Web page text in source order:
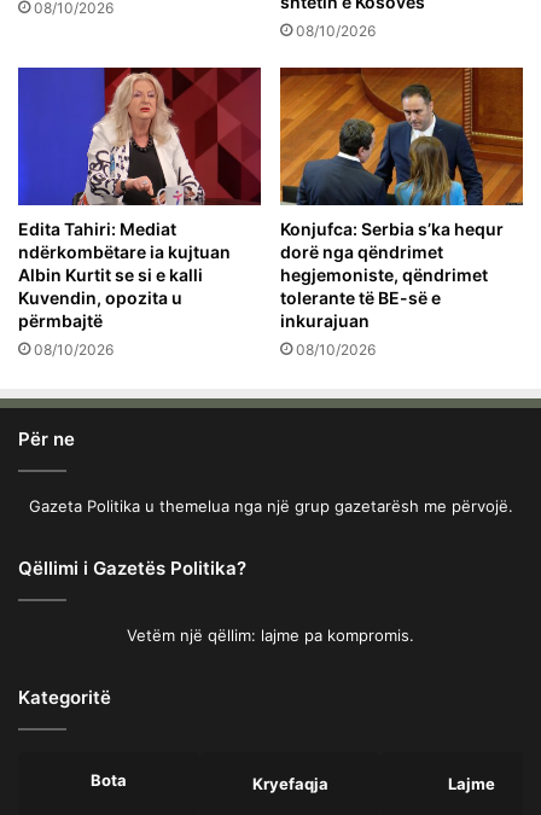
08/10/2026
08/10/2026
Edita Tahiri: Mediat
ndërkombëtare ia kujtuan
Albin Kurtit se si e kalli
Kuvendin, opozita u
përmbajtë
08/10/2026
Konjufca: Serbia s’ka hequr
dorë nga qëndrimet
hegjemoniste, qëndrimet
tolerante të BE-së e
inkurajuan
08/10/2026
Për ne
Gazeta Politika u themelua nga një grup gazetarësh me përvojë.
Qëllimi i Gazetës Politika?
Vetëm një qëllim: lajme pa kompromis.
Kategoritë
Bota Kryefaqja Lajme